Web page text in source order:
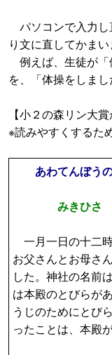
パソコンで入力し
り文に直してかまい
例えば、生徒が「
を、「体操をしまし
【小２の森リン大賞
※読みやすくするた
あわてんぼうの
みきひさ
一月一日の十二
お父さんとお母さ
した。神社の名前
は本殿のとびらが
うじのためにとび
ったことは、本殿